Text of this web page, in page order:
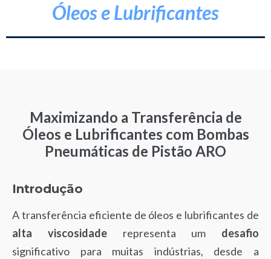
Óleos e Lubrificantes
Maximizando a Transferência de
Óleos e Lubrificantes com Bombas
Pneumáticas de Pistão ARO
Introdução
A transferência eficiente de óleos e lubrificantes de
alta viscosidaderepresenta um desafio
significativo para muitas indústrias, desde a